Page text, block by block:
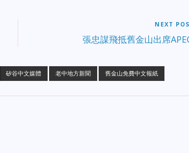
NEXT
張忠謀飛抵舊金山出席
矽谷中文媒體 老中地方新聞 舊金山免費中文報紙